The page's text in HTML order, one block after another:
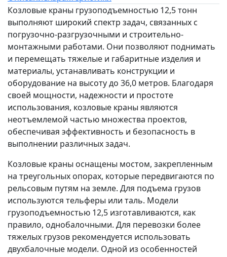
Козловые краны грузоподъемностью 12,5 тонн
выполняют широкий спектр задач, связанных с
погрузочно-разгрузочными и строительно-
монтажными работами. Они позволяют поднимать
и перемещать тяжелые и габаритные изделия и
материалы, устанавливать конструкции и
оборудование на высоту до 36,0 метров. Благодаря
своей мощности, надежности и простоте
использования, козловые краны являются
неотъемлемой частью множества проектов,
обеспечивая эффективность и безопасность в
выполнении различных задач.
Козловые краны оснащены мостом, закрепленным
на треугольных опорах, которые передвигаются по
рельсовым путям на земле. Для подъема грузов
используются тельферы или таль. Модели
грузоподъемностью 12,5 изготавливаются, как
правило, однобалочными. Для перевозки более
тяжелых грузов рекомендуется использовать
двухбалочные модели. Одной из особенностей